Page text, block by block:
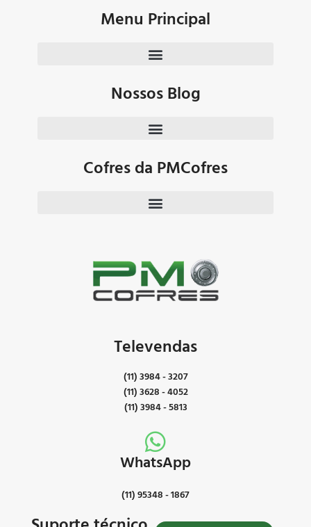
Menu Principal
Nossos Blog
Cofres da PMCofres
Televendas
(11) 3984 - 3207
(11) 3628 - 4052
(11) 3984 - 5813
WhatsApp
(11) 95348 - 1867